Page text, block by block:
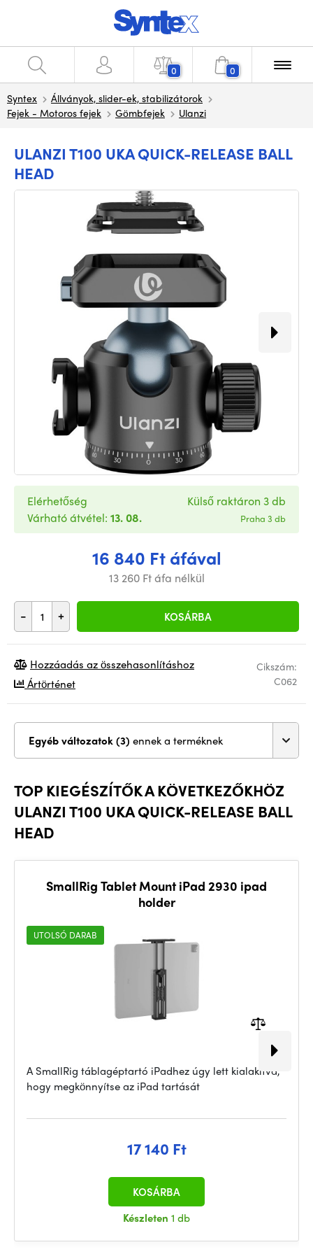
0 0
Syntex
Állványok, slider-ek, stabilizátorok
Fejek - Motoros fejek
Gömbfejek Ulanzi
ULANZI T100 UKA QUICK-RELEASE BALL
HEAD
16 840 Ft áfával
13 260 Ft áfa nélkül
- + KOSÁRBA
Elérhetőség
Várható átvétel: 13. 08.
Külső raktáron 3 db
Praha 3 db
Cikszám:
C062
Hozzáadás az összehasonlításhoz
Ártörténet
Egyéb változatok (3) ennek a terméknek
TOP KIEGÉSZÍTŐK A KÖVETKEZŐKHÖZ
ULANZI T100 UKA QUICK-RELEASE BALL
HEAD
SmallRig Tablet Mount iPad 2930 ipad
holder
UTOLSÓ DARAB
A SmallRig táblagéptartó iPadhez úgy lett kialakítva,
hogy megkönnyítse az iPad tartását
17 140 Ft
Készleten 1 db
KOSÁRBA